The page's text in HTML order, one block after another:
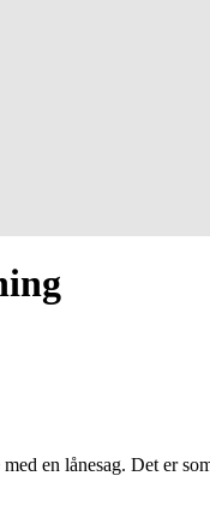
en lånesag. Det er